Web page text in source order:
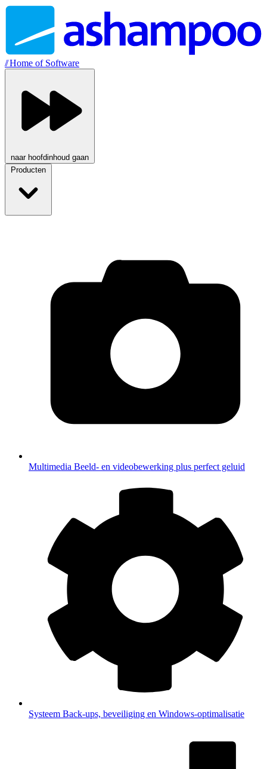
//Home of Software
naar hoofdinhoud gaan
Producten
Multimedia Beeld- en videobewerking plus perfect geluid
Systeem Back-ups, beveiliging en Windows-optimalisatie